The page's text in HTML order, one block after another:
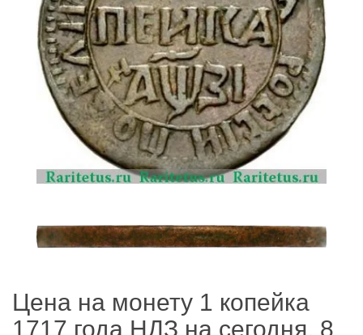
Цена на монету 1 копейка
1717 года НДЗ на сегодня, 8